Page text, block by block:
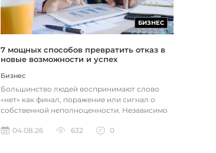
БИЗНЕС
7 мощных способов превратить отказ в
новые возможности и успех
Бизнес
Большинство людей воспринимают слово
«нет» как финал, поражение или сигнал о
собственной неполноценности. Независимо
04.08.26
632 0